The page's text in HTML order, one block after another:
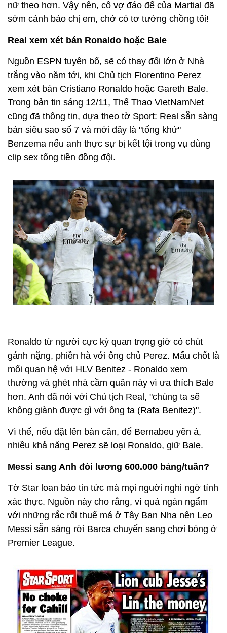
nữ theo hơn. Vậy nên, cô vợ đáo để của Martial đã
sớm cảnh báo chị em, chớ có tơ tưởng chồng tôi!
Real xem xét bán Ronaldo hoặc Bale
Nguồn ESPN tuyên bố, sẽ có thay đổi lớn ở Nhà
trắng vào năm tới, khi Chủ tịch Florentino Perez
xem xét bán Cristiano Ronaldo hoặc Gareth Bale.
Trong bản tin sáng 12/11, Thể Thao VietNamNet
cũng đã thông tin, dựa theo tờ Sport: Real sẵn sàng
bán siêu sao số 7 và mới đây là "tống khứ"
Benzema nếu anh thực sự bị kết tội trong vụ dùng
clip sex tống tiền đồng đội.
Ronaldo từ người cực kỳ quan trọng giờ có chút
gánh nặng, phiền hà với ông chủ Perez. Mấu chốt là
mối quan hệ với HLV Benitez - Ronaldo xem
thường và ghét nhà cầm quân này vì ưa thích Bale
hơn. Anh đã nói với Chủ tịch Real, "chúng ta sẽ
không giành được gì với ông ta (Rafa Benitez)".
Vì thế, nếu đặt lên bàn cân, để Bernabeu yên ả,
nhiều khả năng Perez sẽ loại Ronaldo, giữ Bale.
Messi sang Anh đòi lương 600.000 bảng/tuần?
Tờ Star loan báo tin tức mà mọi nguời nghi ngờ tính
xác thực. Nguồn này cho rằng, vì quá ngán ngẩm
với những rắc rối thuế má ở Tây Ban Nha nên Leo
Messi sẵn sàng rời Barca chuyển sang chơi bóng ở
Premier League.